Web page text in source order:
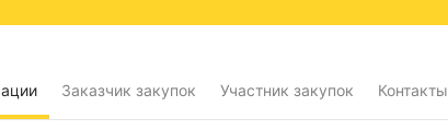
Заказчик закупок Участник закупок Контакты